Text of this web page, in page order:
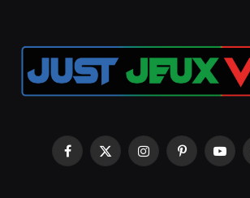
Facebook
X
InstagramPinterest